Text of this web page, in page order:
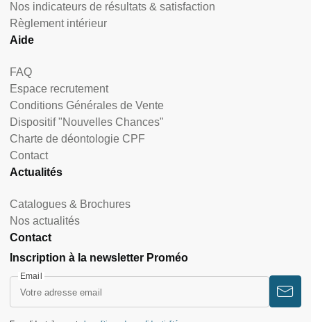
Nos indicateurs de résultats & satisfaction
Règlement intérieur
Aide
FAQ
Espace recrutement
Conditions Générales de Vente
Dispositif "Nouvelles Chances"
Charte de déontologie CPF
Contact
Actualités
Catalogues & Brochures
Nos actualités
Contact
Inscription à la newsletter Proméo
Email